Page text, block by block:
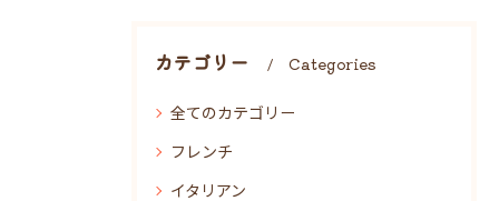
カテゴリー Categories
全てのカテゴリー
フレンチ
イタリアン